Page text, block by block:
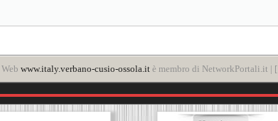
www.italy.verbano-cusio-ossola.itè membro di NetworkPortali.it | [